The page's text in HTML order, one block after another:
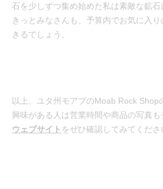
石を少しずつ集め始めた私は素敵な鉱
きっとみなさんも、予算内でお気に入
きるでしょう。
以上、ユタ州モアブのMoab Rock Shop
興味がある人は営業時間や商品の写真
ウェブサイト をぜひ確認してみてくださ